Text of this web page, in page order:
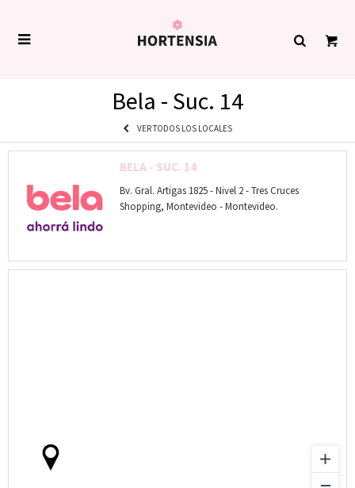

Bela - Suc. 14
VER TODOS LOS LOCALES
BELA - SUC. 14
Bv. Gral. Artigas 1825 - Nivel 2 - Tres Cruces
Shopping, Montevideo - Montevideo.